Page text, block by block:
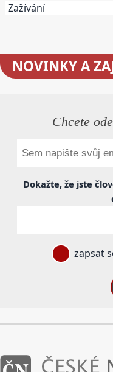
Zažívání
NOVINKYA
Chcete
Dokažte, že jste
zapsat